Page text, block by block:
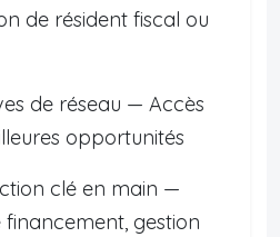
de résident fiscal ou
de réseau — Accès
opportunités
clé en main —
financement, gestion